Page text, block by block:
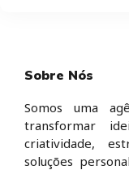
Sobre Nós
Somos uma
transformar
criatividade,
soluções